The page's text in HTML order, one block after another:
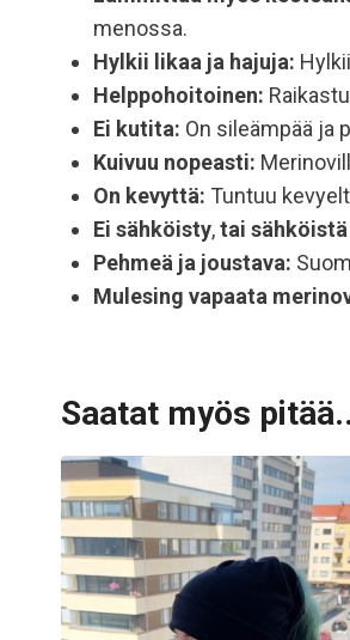
menossa.
Hylkii likaa ja hajuja:
Helppohoitoinen:
Ei kutita: On sileämpää ja
Kuivuu nopeasti:
On kevyttä: Tuntuu
Ei sähköisty,tai
Pehmeä ja joustava:
Mulesing vapaata
Saatat myös